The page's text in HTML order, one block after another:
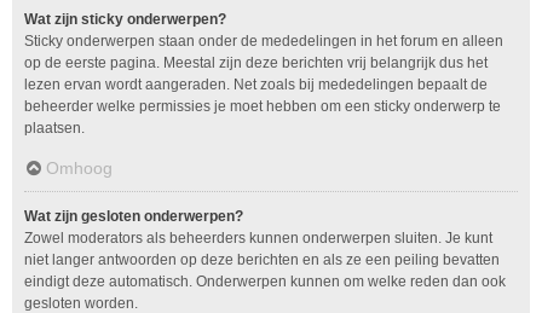
Wat zijn sticky onderwerpen?
Sticky onderwerpen staan onder de mededelingen in het forum en alleen
op de eerste pagina. Meestal zijn deze berichten vrij belangrijk dus het
lezen ervan wordt aangeraden. Net zoals bij mededelingen bepaalt de
beheerder welke permissies je moet hebben om een sticky onderwerp te
plaatsen.
Omhoog
Wat zijn gesloten onderwerpen?
Zowel moderators als beheerders kunnen onderwerpen sluiten. Je kunt
niet langer antwoorden op deze berichten en als ze een peiling bevatten
eindigt deze automatisch. Onderwerpen kunnen om welke reden dan ook
gesloten worden.